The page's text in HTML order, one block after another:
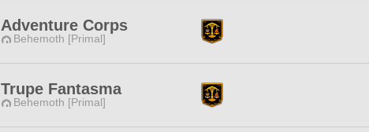
Adventure Corps
Behemoth [Primal]
Trupe Fantasma
Behemoth [Primal]